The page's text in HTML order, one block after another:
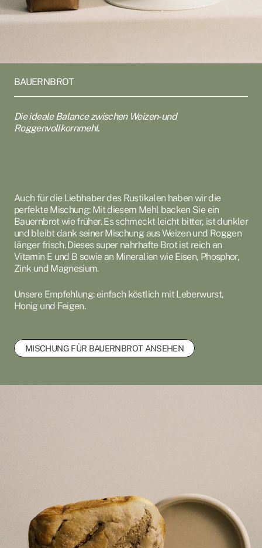
BAUERNBROT
Die ideale Balance zwischen Weizen- und
Roggenvollkornmehl.
Auch für die Liebhaber des Rustikalen haben wir die
perfekte Mischung: Mit diesem Mehl backen Sie ein
Bauernbrot wie früher. Es schmeckt leicht bitter, ist dunkler
und bleibt dank seiner Mischung aus Weizen und Roggen
länger frisch. Dieses super nahrhafte Brot ist reich an
Vitamin E und B sowie an Mineralien wie Eisen, Phosphor,
Zink und Magnesium.
Unsere Empfehlung: einfach köstlich mit Leberwurst,
Honig und Feigen.
MISCHUNG FÜR BAUERNBROT ANSEHEN